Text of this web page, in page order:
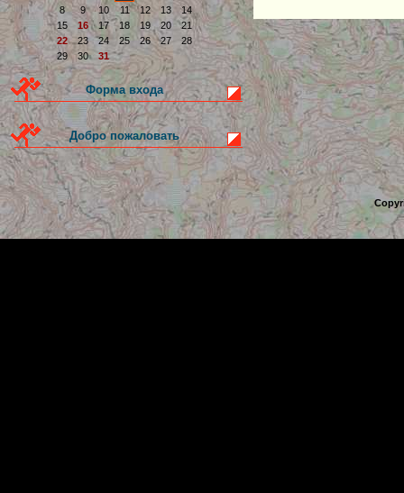
8
9 10 11 12 13
14
15
16 17 18 19 20
21
22
23 24 25 26 27
28
29
30 31
Форма входа
Добро пожаловать